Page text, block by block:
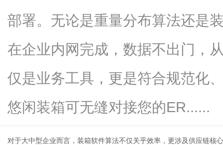
部署。无论是重量分布算法还是
在企业内网完成，数据不出门，
仅是业务工具，更是符合规范化
悠闲装箱可无缝对接您的ER......
对于大中型企业而言， 装箱软件算法不仅关乎效率，更涉及供应链核